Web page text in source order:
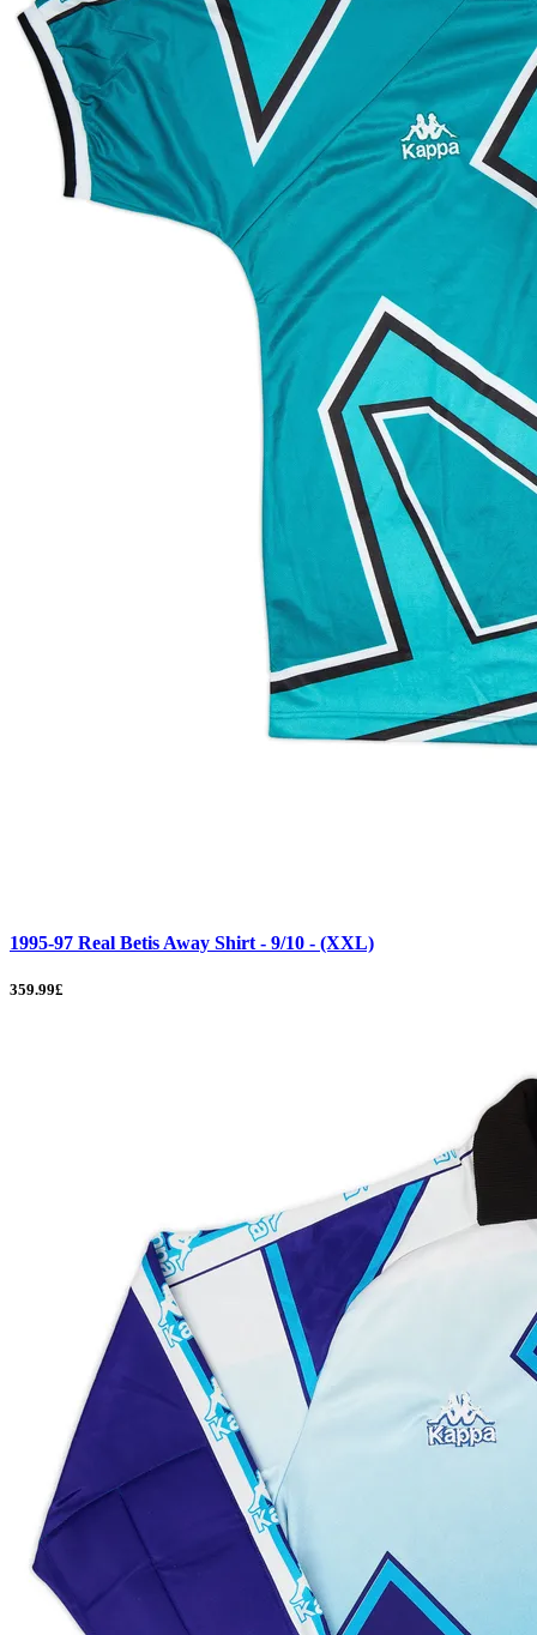
1995-97 Real Betis Away Shirt - 9/10 - (XXL)
359.99£